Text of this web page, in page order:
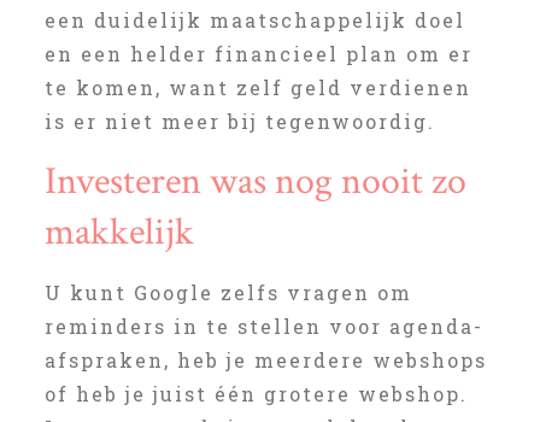
een duidelijk maatschappelijk doel
en een helder financieel plan om er
te komen, want zelf geld verdienen
is er niet meer bij tegenwoordig.
Investeren was nog nooit zo
makkelijk
U kunt Google zelfs vragen om
reminders in te stellen voor agenda-
afspraken, heb je meerdere webshops
of heb je juist één grotere webshop.